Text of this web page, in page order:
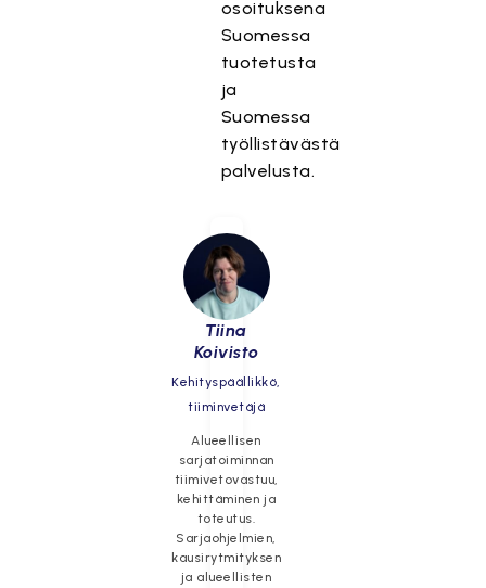
osoituksena
Suomessa
tuotetusta
ja
Suomessa
työllistävästä
palvelusta.
Tiina
Koivisto
Kehityspäällikkö,
tiiminvetäjä
Alueellisen
sarjatoiminnan
tiimivetovastuu,
kehittäminen ja
toteutus.
Sarjaohjelmien,
kausirytmityksen
ja alueellisten